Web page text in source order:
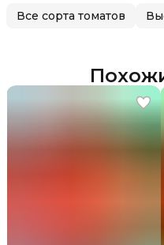
Все сорта томатов